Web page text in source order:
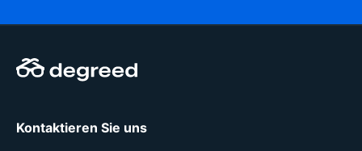
Kontaktieren Sie uns